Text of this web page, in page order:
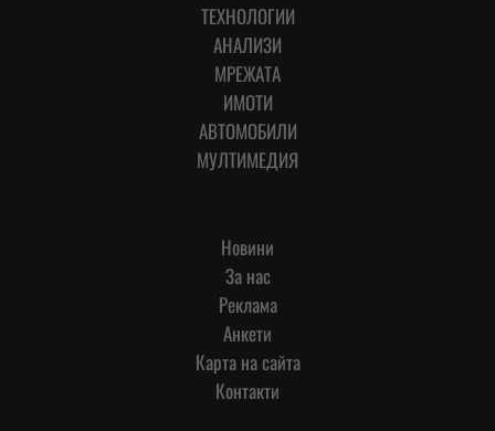
ТЕХНОЛОГИИ
АНАЛИЗИ
МРЕЖАТА
ИМОТИ
АВТОМОБИЛИ
МУЛТИМЕДИЯ
Новини
За нас
Реклама
Анкети
Карта на сайта
Контакти